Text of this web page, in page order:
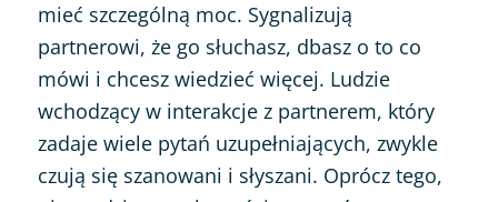
mieć szczególną moc. Sygnalizują
partnerowi, że go słuchasz, dbasz o to co
mówi i chcesz wiedzieć więcej. Ludzie
wchodzący w interakcje z partnerem, który
zadaje wiele pytań uzupełniających, zwykle
czują się szanowani i słyszani. Oprócz tego,